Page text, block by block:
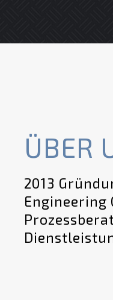
ÜBER
2013
Engineering